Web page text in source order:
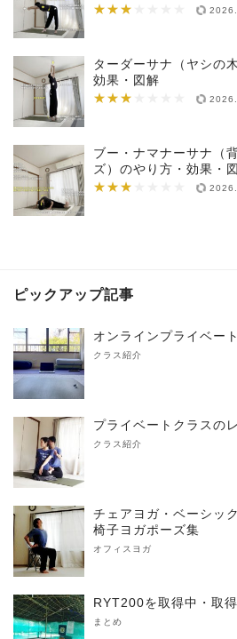
★★★
★★★★★★★
ターダーサナ（ヤシの
効果・図解
★★★
★★★★★★★
ブー・ナマナーサナ（
ズ）のやり方・効果・
★★★
★★★★★★★
ピックアップ記事
オンラインプライベー
クラス紹介
プライベートクラスの
クラス紹介
チェアヨガ・ベーシッ
椅子ヨガポーズ集
オフィスヨガ
RYT200を取得中・取
まとめ